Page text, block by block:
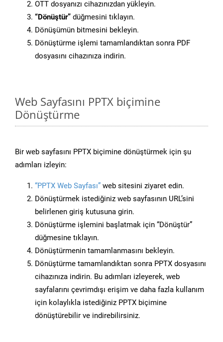
OTT dosyanızı cihazınızdan yükleyin.
“Dönüştür” düğmesini tıklayın.
Dönüşümün bitmesini bekleyin.
Dönüştürme işlemi tamamlandıktan sonra PDF
dosyasını cihazınıza indirin.
Web Sayfasını PPTX biçimine
Dönüştürme
Bir web sayfasını PPTX biçimine dönüştürmek için şu
adımları izleyin:
“PPTX Web Sayfası” web sitesini ziyaret edin.
Dönüştürmek istediğiniz web sayfasının URL’sini
belirlenen giriş kutusuna girin.
Dönüştürme işlemini başlatmak için “Dönüştür”
düğmesine tıklayın.
Dönüştürmenin tamamlanmasını bekleyin.
Dönüştürme tamamlandıktan sonra PPTX dosyasını
cihazınıza indirin. Bu adımları izleyerek, web
sayfalarını çevrimdışı erişim ve daha fazla kullanım
için kolaylıkla istediğiniz PPTX biçimine
dönüştürebilir ve indirebilirsiniz.